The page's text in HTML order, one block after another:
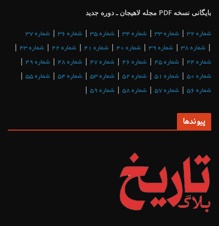
بایگانی نسخه PDF مجله لاهیجان ـ دوره جدید
شماره 32 | شماره 33 | شماره 34 | شماره 35 | شماره 36 | شماره 37
| شماره 38 | شماره 39 | شماره 40 | شماره 41 | شماره 42 | شماره 43 |
شماره 44 | شماره 45 | شماره 46 | شماره 47 | شماره 48 | شماره 49 |
شماره 50 | شماره 51 | شماره 52 | شماره 53 | شماره 54 | شماره 55 |
شماره 56 | شماره 57 | شماره 58 | شماره 59 |
پیوندها